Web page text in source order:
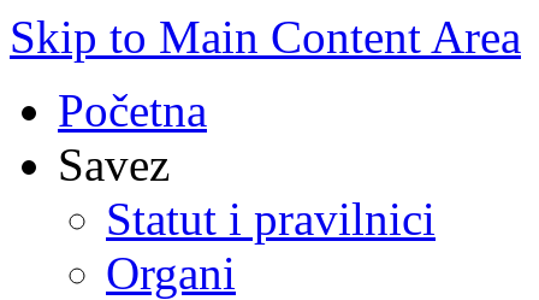
Skip to Main Content Area
Početna
Savez
Statut i pravilnici
Organi